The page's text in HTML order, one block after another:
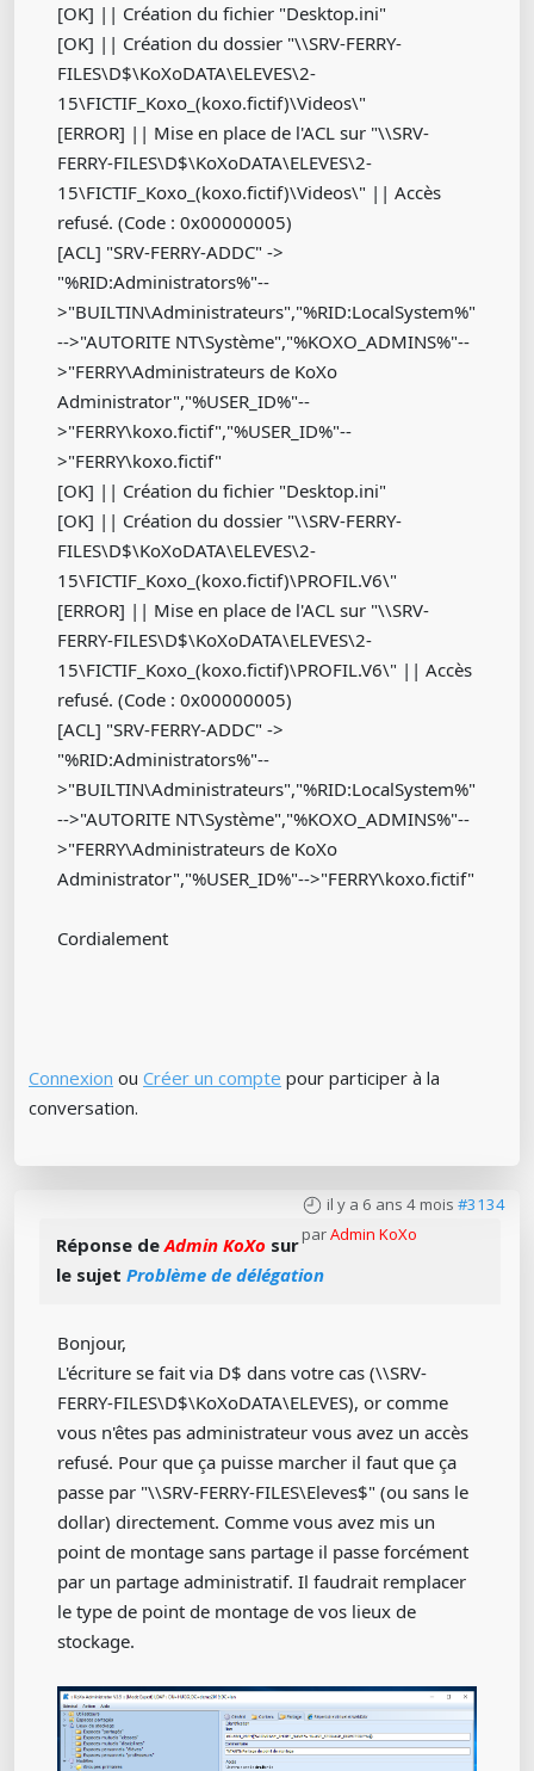
[OK] || Création du fichier "Desktop.ini"
[OK] || Création du dossier "\\SRV-FERRY-
FILES\D$\KoXoDATA\ELEVES\2-
15\FICTIF_Koxo_(koxo.fictif)\Videos\"
[ERROR] || Mise en place de l'ACL sur "\\SRV-
FERRY-FILES\D$\KoXoDATA\ELEVES\2-
15\FICTIF_Koxo_(koxo.fictif)\Videos\" || Accès
refusé. (Code : 0x00000005)
[ACL] "SRV-FERRY-ADDC" ->
"%RID:Administrators%"--
>"BUILTIN\Administrateurs","%RID:LocalSystem%"
-->"AUTORITE NT\Système","%KOXO_ADMINS%"--
>"FERRY\Administrateurs de KoXo
Administrator","%USER_ID%"--
>"FERRY\koxo.fictif","%USER_ID%"--
>"FERRY\koxo.fictif"
[OK] || Création du fichier "Desktop.ini"
[OK] || Création du dossier "\\SRV-FERRY-
FILES\D$\KoXoDATA\ELEVES\2-
15\FICTIF_Koxo_(koxo.fictif)\PROFIL.V6\"
[ERROR] || Mise en place de l'ACL sur "\\SRV-
FERRY-FILES\D$\KoXoDATA\ELEVES\2-
15\FICTIF_Koxo_(koxo.fictif)\PROFIL.V6\" || Accès
refusé. (Code : 0x00000005)
[ACL] "SRV-FERRY-ADDC" ->
"%RID:Administrators%"--
>"BUILTIN\Administrateurs","%RID:LocalSystem%"
-->"AUTORITE NT\Système","%KOXO_ADMINS%"--
>"FERRY\Administrateurs de KoXo
Administrator","%USER_ID%"-->"FERRY\koxo.fictif"
Cordialement
Connexion ou Créer un compte pour participer à la
conversation.
il y a 6 ans 4 mois #3134
parAdmin KoXo
Réponse deAdmin KoXo sur
le sujet Problème de délégation
Bonjour,
L'écriture se fait via D$ dans votre cas (\\SRV-
FERRY-FILES\D$\KoXoDATA\ELEVES), or comme
vous n'êtes pas administrateur vous avez un accès
refusé. Pour que ça puisse marcher il faut que ça
passe par "\\SRV-FERRY-FILES\Eleves$" (ou sans le
dollar) directement. Comme vous avez mis un
point de montage sans partage il passe forcément
par un partage administratif. Il faudrait remplacer
le type de point de montage de vos lieux de
stockage.